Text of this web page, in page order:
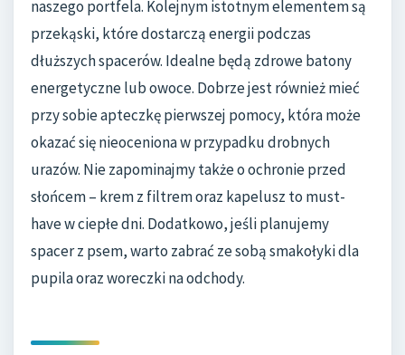
naszego portfela. Kolejnym istotnym elementem są
przekąski, które dostarczą energii podczas
dłuższych spacerów. Idealne będą zdrowe batony
energetyczne lub owoce. Dobrze jest również mieć
przy sobie apteczkę pierwszej pomocy, która może
okazać się nieoceniona w przypadku drobnych
urazów. Nie zapominajmy także o ochronie przed
słońcem – krem z filtrem oraz kapelusz to must-
have w ciepłe dni. Dodatkowo, jeśli planujemy
spacer z psem, warto zabrać ze sobą smakołyki dla
pupila oraz woreczki na odchody.